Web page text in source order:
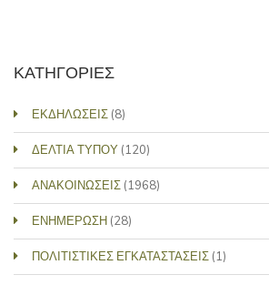
ΚΑΤΗΓΟΡΙΕΣ
ΕΚΔΗΛΩΣΕΙΣ (8)
ΔΕΛΤΙΑ ΤΥΠΟΥ (120)
ΑΝΑΚΟΙΝΩΣΕΙΣ (1968)
ΕΝΗΜΕΡΩΣΗ (28)
ΠΟΛΙΤΙΣΤΙΚΕΣ ΕΓΚΑΤΑΣΤΑΣΕΙΣ (1)